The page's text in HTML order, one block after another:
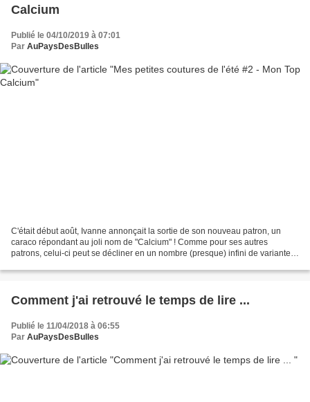
Calcium
Publié le 04/10/2019 à 07:01
Par AuPaysDesBulles
C'était début août, Ivanne annonçait la sortie de son nouveau patron, un
caraco répondant au joli nom de "Calcium" ! Comme pour ses autres
patrons, celui-ci peut se décliner en un nombre (presque) infini de variantes,
Comment j'ai retrouvé le temps de lire ...
Publié le 11/04/2018 à 06:55
Par AuPaysDesBulles